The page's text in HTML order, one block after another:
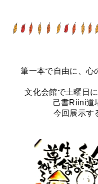
筆一本で自由に、心
文化会館で土曜日
己書Riini道
今回展示す